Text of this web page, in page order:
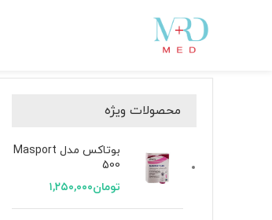
محصولات ویژه
بوتاکس مدل Masport
500
تومان۱,۲۵۰,۰۰۰